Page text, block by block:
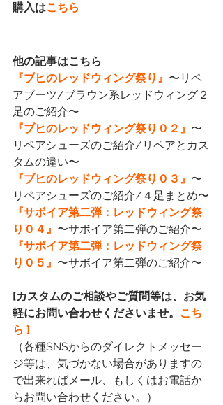
購入はこちら
他の記事はこちら
『ブヒのレッドウィング祭り』 〜リペ
アブーツ/ブラウン系レッドウィング２
足のご紹介〜
『ブヒのレッドウィング祭り０２』 〜
リペアシューズのご紹介/リペアとカス
タムの違い〜
『ブヒのレッドウィング祭り０３』 〜
リペアシューズのご紹介/４足まとめ〜
『サボイア第二弾：レッドウィング祭
り０４』 〜サボイア第二弾のご紹介〜
『サボイア第二弾：レッドウィング祭
り０５』 〜サボイア第二弾のご紹介〜
[カスタムのご相談やご質問等は、お気
軽にお問い合わせくださいませ。 こち
ら ]
（各種SNSからのダイレクトメッセー
ジ等は、気づかない場合がありますの
で出来ればメール、もしくはお電話か
らお問い合わせください。）